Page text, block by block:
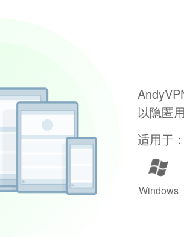
以隐匿
适用于：
Windows